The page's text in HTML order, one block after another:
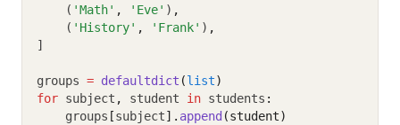
    (
'Math' , 'Eve' ) ,
    (
'History' , 'Frank' ) ,
]
groups = defaultdict (list)
for subject , student in students :
    groups
[subject]. append (student)